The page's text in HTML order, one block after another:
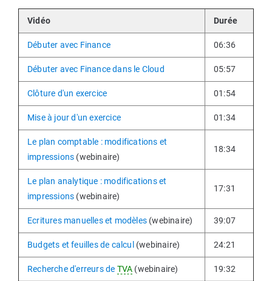
Vidéo Durée
Débuter avec Finance 06:36
Débuter avec Finance dans le Cloud 05:57
Clôture d'un exercice 01:54
Mise à jour d'un exercice 01:34
Le plan comptable : modifications et
impressions (webinaire)
18:34
Le plan analytique : modifications et
impressions (webinaire)
17:31
Ecritures manuelles et modèles (webinaire) 39:07
Budgets et feuilles de calcul (webinaire) 24:21
Recherche d'erreurs de TVA (webinaire) 19:32